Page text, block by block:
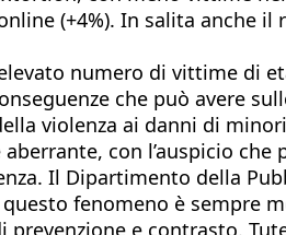
(+4%). In salita
numero di vittime di
che può avere
violenza ai danni di
con l’auspicio
Il Dipartimento della
fenomeno è
prevenzione e contrasto.